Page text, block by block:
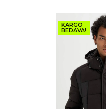
KARGO
BEDAVA!